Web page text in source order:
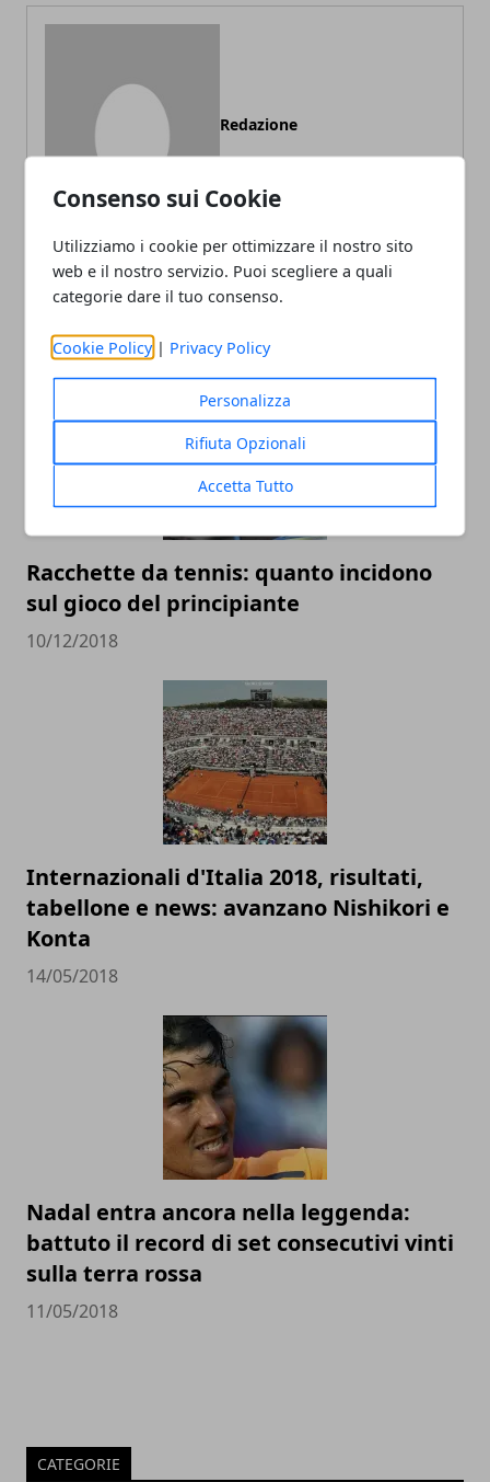
Consenso sui Cookie
Utilizziamo i cookie per ottimizzare il nostro sito
web e il nostro servizio. Puoi scegliere a quali
categorie dare il tuo consenso.
Cookie Policy | Privacy Policy
Personalizza
Rifiuta Opzionali
Accetta Tutto
Redazione
ARTICOLI CORRELATI
Racchette da tennis: quanto incidono
sul gioco del principiante
10/12/2018
Internazionali d'Italia 2018, risultati,
tabellone e news: avanzano Nishikori e
Konta
14/05/2018
Nadal entra ancora nella leggenda:
battuto il record di set consecutivi vinti
sulla terra rossa
11/05/2018
CATEGORIE